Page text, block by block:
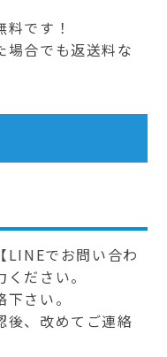
です！
合でも返送料な
LINEでお問い合わ
ださい。
さい。
後、改めてご連絡